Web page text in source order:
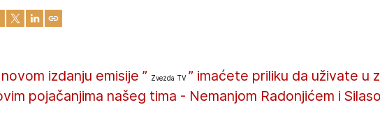
izdanju emisije ” Zvezda TV ” imaćete priliku da uživate u
pojačanjima našeg tima - Nemanjom Radonjićem i